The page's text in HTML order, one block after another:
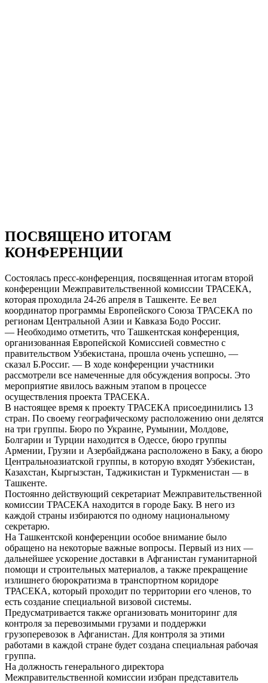
ПОСВЯЩЕНО ИТОГАМ
КОНФЕРЕНЦИИ
Состоялась пресс-конференция, посвященная итогам второй
конференции Межправительственной комиссии ТРАСЕКА,
которая проходила 24-26 апреля в Ташкенте. Ее вел
координатор программы Европейского Союза ТРАСЕКА по
регионам Центральной Азии и Кавказа Бодо Россиг.
— Необходимо отметить, что Ташкентская конференция,
организованная Европейской Комиссией совместно с
правительством Узбекистана, прошла очень успешно, —
сказал Б.Россиг. — В ходе конференции участники
рассмотрели все намеченные для обсуждения вопросы. Это
мероприятие явилось важным этапом в процессе
осуществления проекта ТРАСЕКА.
В настоящее время к проекту ТРАСЕКА присоединились 13
стран. По своему географическому расположению они делятся
на три группы. Бюро по Украине, Румынии, Молдове,
Болгарии и Турции находится в Одессе, бюро группы
Армении, Грузии и Азербайджана расположено в Баку, а бюро
Центральноазиатской группы, в которую входят Узбекистан,
Казахстан, Кыргызстан, Таджикистан и Туркменистан — в
Ташкенте.
Постоянно действующий секретариат Межправительственной
комиссии ТРАСЕКА находится в городе Баку. В него из
каждой страны избираются по одному национальному
секретарю.
На Ташкентской конференции особое внимание было
обращено на некоторые важные вопросы. Первый из них —
дальнейшее ускорение доставки в Афганистан гуманитарной
помощи и строительных материалов, а также прекращение
излишнего бюрократизма в транспортном коридоре
ТРАСЕКА, который проходит по территории его членов, то
есть создание специальной визовой системы.
Предусматривается также организовать мониторинг для
контроля за перевозимыми грузами и поддержки
грузоперевозок в Афганистан. Для контроля за этими
работами в каждой стране будет создана специальная рабочая
группа.
На должность генерального директора
Межправительственной комиссии избран представитель